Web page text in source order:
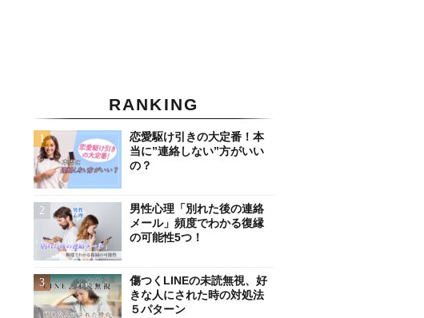
RANKING
恋愛駆け引きの大定番！本
当に”連絡しない”方がいい
の？
男性心理「別れた後の連絡
メール」頻度でわかる復縁
の可能性5つ！
傷つくLINEの未読無視、好
きな人にされた時の対処法
５パターン